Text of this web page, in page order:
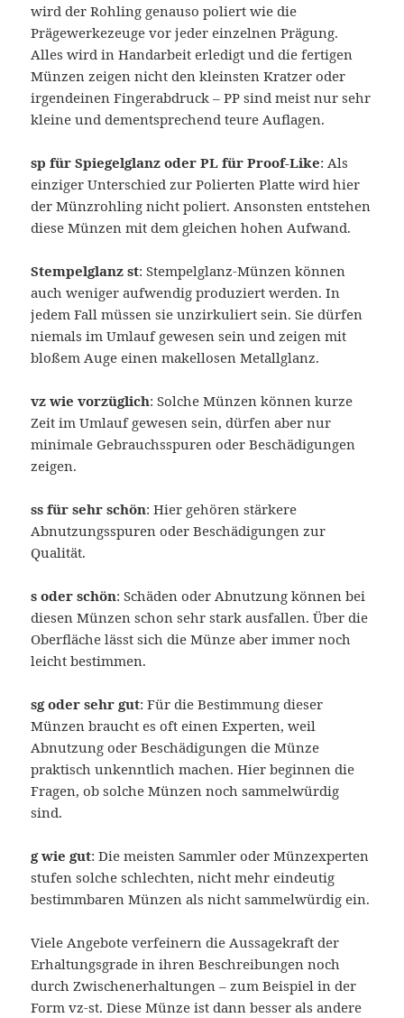
wird der Rohling genauso poliert wie die
Prägewerkezeuge vor jeder einzelnen Prägung.
Alles wird in Handarbeit erledigt und die fertigen
Münzen zeigen nicht den kleinsten Kratzer oder
irgendeinen Fingerabdruck – PP sind meist nur sehr
kleine und dementsprechend teure Auflagen.
sp für Spiegelglanz oder PL für Proof-Like: Als
einziger Unterschied zur Polierten Platte wird hier
der Münzrohling nicht poliert. Ansonsten entstehen
diese Münzen mit dem gleichen hohen Aufwand.
Stempelglanz st: Stempelglanz-Münzen können
auch weniger aufwendig produziert werden. In
jedem Fall müssen sie unzirkuliert sein. Sie dürfen
niemals im Umlauf gewesen sein und zeigen mit
bloßem Auge einen makellosen Metallglanz.
vz wie vorzüglich: Solche Münzen können kurze
Zeit im Umlauf gewesen sein, dürfen aber nur
minimale Gebrauchsspuren oder Beschädigungen
zeigen.
ss für sehr schön: Hier gehören stärkere
Abnutzungsspuren oder Beschädigungen zur
Qualität.
s oder schön: Schäden oder Abnutzung können bei
diesen Münzen schon sehr stark ausfallen. Über die
Oberfläche lässt sich die Münze aber immer noch
leicht bestimmen.
sg oder sehr gut: Für die Bestimmung dieser
Münzen braucht es oft einen Experten, weil
Abnutzung oder Beschädigungen die Münze
praktisch unkenntlich machen. Hier beginnen die
Fragen, ob solche Münzen noch sammelwürdig
sind.
g wie gut: Die meisten Sammler oder Münzexperten
stufen solche schlechten, nicht mehr eindeutig
bestimmbaren Münzen als nicht sammelwürdig ein.
Viele Angebote verfeinern die Aussagekraft der
Erhaltungsgrade in ihren Beschreibungen noch
durch Zwischenerhaltungen – zum Beispiel in der
Form vz-st. Diese Münze ist dann besser als andere